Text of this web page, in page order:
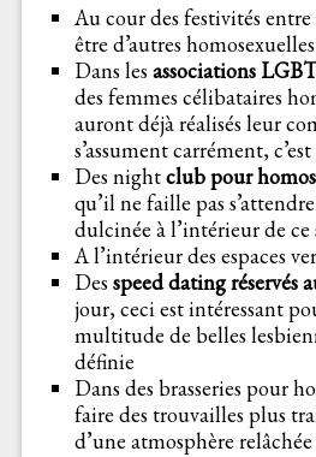
Au cour des festivités
être d’autres
Dans lesassociations
des femmes célibataires
auront déjà réalisés leur
s’assument carrément,
Des nightclub pour
qu’il ne faille pas
dulcinée à l’intérieur de ce
A l’intérieur des espaces
Desspeed dating réservés
jour, ceci est intéressant
multitude de belles
définie
Dans des brasseries pour
faire des trouvailles plus
d’une atmosphère relâchée